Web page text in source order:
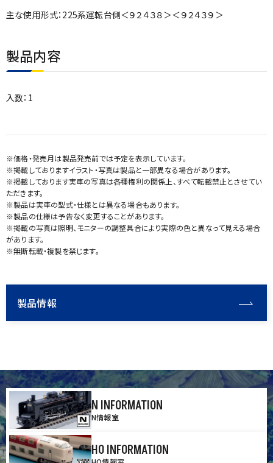
主な使用形式：225系運転台側＜９２４３８＞＜９２４３９＞
製品内容
入数：1
※価格・発売月は製品発売前では予定を表示しています。
※掲載しておりますイラスト・写真は製品と一部異なる場合があります。
※掲載しております実車の写真は各種権利の関係上、すべて転載禁止とさせてい
ただきます。
※製品は実車の型式・仕様とは異なる場合もあります。
※製品の仕様は予告なく変更することがあります。
※掲載の写真は照明、モニターの調整具合により実際の色と異なって見える場合
があります。
※無断転載・複製を禁じます。
製品情報
N INFORMATION
N情報室
HO INFORMATION